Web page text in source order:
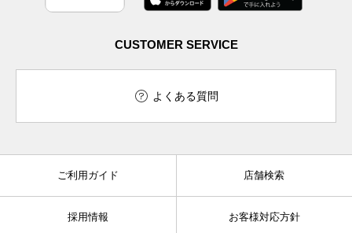
CUSTOMER SERVICE
よくある質問
ご利用ガイド 店舗検索
採用情報 お客様対応方針